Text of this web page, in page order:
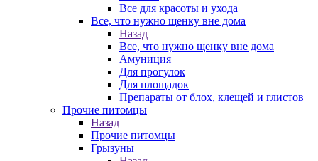
Все для красоты и ухода
Все, что нужно щенку вне дома
Назад
Все, что нужно щенку вне дома
Амуниция
Для прогулок
Для площадок
Препараты от блох, клещей и глистов
Прочие питомцы
Назад
Прочие питомцы
Грызуны